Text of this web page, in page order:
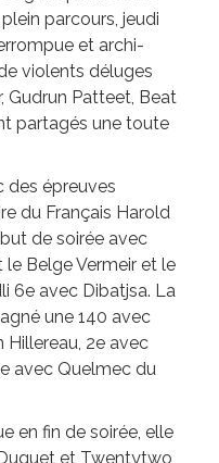
parcours, jeudi
et archi-
violents déluges
Gudrun Patteet, Beat
partagés une toute
des épreuves
du Français Harold
de soirée avec
Belge Vermeir et le
6e avec Dibatjsa. La
une 140 avec
Hillereau, 2e avec
avec Quelmec du
en fin de soirée, elle
et Twentytwo